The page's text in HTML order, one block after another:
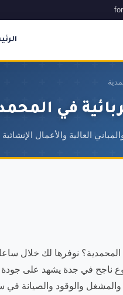
في
العالية والأعمال الإنشائية
المحمدية؟ نوفرها لك خلال
أكثر من 850 مشروع ناجح في جدة يشهد
والمشغل والوقود